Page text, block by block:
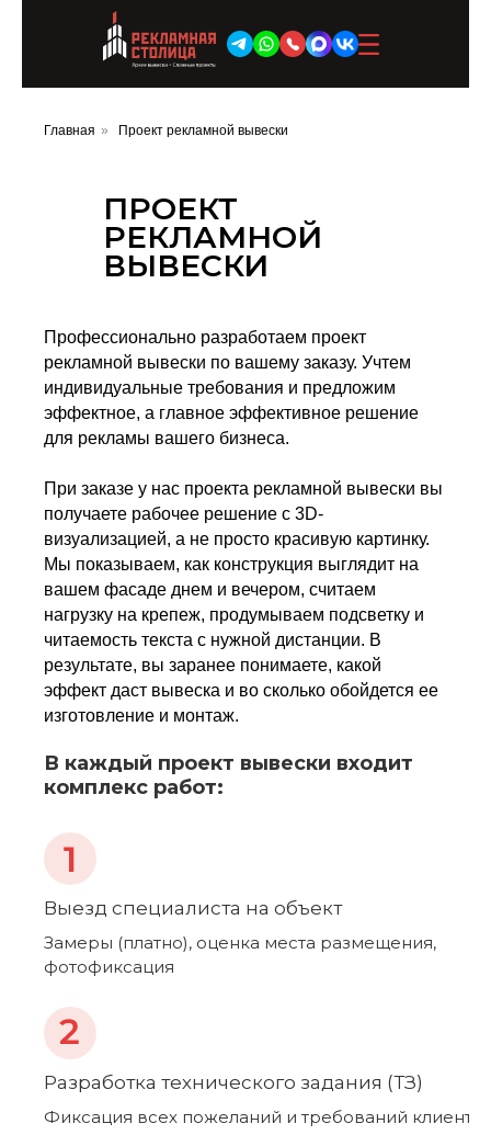
Услуги
Объемные вывески
Объемные световые буквы
Брендирование башенного крана
группы
Брендирование строительной
площадки
Вывески
Наружные вывески
Вывески-логотипы
Световые вывески
Вывески-баннеры
Фасадные вывески
Световой короб
Светодиодные вывески
Для бизнеса
Вывески для стоматологии
Вывески для магазина
Вывески для ресторана
Вывески для автосервиса
Клиенты
Контакты
О нас
Главная » Проект рекламной вывески
ПРОЕКТ
РЕКЛАМНОЙ
ВЫВЕСКИ
Профессионально разработаем проект
рекламной вывески по вашему заказу. Учтем
индивидуальные требования и предложим
эффектное, а главное эффективное решение
для рекламы вашего бизнеса.
При заказе у нас проекта рекламной вывески вы
получаете рабочее решение с 3D-
визуализацией, а не просто красивую картинку.
Мы показываем, как конструкция выглядит на
вашем фасаде днем и вечером, считаем
нагрузку на крепеж, продумываем подсветку и
читаемость текста с нужной дистанции. В
результате, вы заранее понимаете, какой
эффект даст вывеска и во сколько обойдется ее
изготовление и монтаж.
В каждый проект вывески входит
комплекс работ:
Выезд специалиста на объект
Замеры (платно), оценка места размещения,
фотофиксация
Разработка технического задания (ТЗ)
Фиксация всех пожеланий и требований клиента